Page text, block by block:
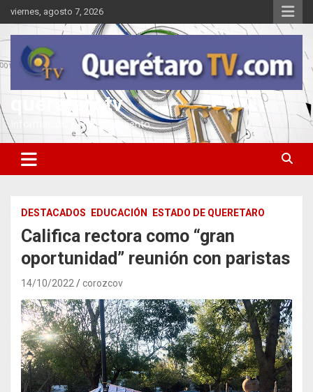
Saltar
al
contenido
viernes, agosto 7, 2026
queretarotv
Información y entretenimiento
DESTACADOS EDUCACIÓN ESTADO DE QUERETARO
Califica rectora como “gran
oportunidad” reunión con paristas
14/10/2022 corozcov